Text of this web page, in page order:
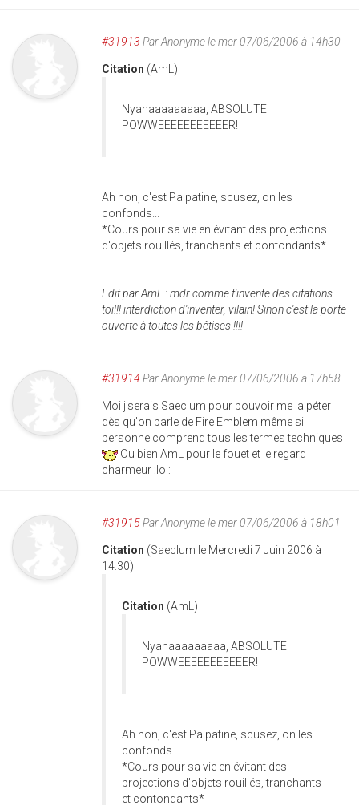
#31913 ParAnonymele mer 07/06/2006 à 14h30
Citation (AmL)
Nyahaaaaaaaaa, ABSOLUTE
POWWEEEEEEEEEEER!
Ah non, c'est Palpatine, scusez, on les
confonds...
*Cours pour sa vie en évitant des projections
d'objets rouillés, tranchants et contondants*
Edit par AmL : mdr comme t'invente des citations
toi!!! interdiction d'inventer, vilain! Sinon c'est la porte
ouverte à toutes les bêtises !!!!
#31914 ParAnonymele mer 07/06/2006 à 17h58
Moi j'serais Saeclum pour pouvoir me la péter
dès qu'on parle de Fire Emblem même si
personne comprend tous les termes techniques
Ou bien AmL pour le fouet et le regard
charmeur :lol:
#31915ParAnonymele mer 07/06/2006 à 18h01
Citation (Saeclum le Mercredi 7 Juin 2006 à
14:30)
Citation (AmL)
Nyahaaaaaaaaa, ABSOLUTE
POWWEEEEEEEEEEER!
Ah non, c'est Palpatine, scusez, on les
confonds...
*Cours pour sa vie en évitant des
projections d'objets rouillés, tranchants
et contondants*